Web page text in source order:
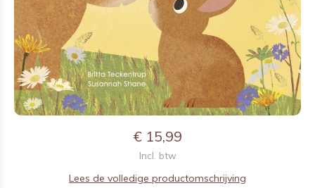
€ 15,99
Incl. btw
Lees de volledige productomschrijving